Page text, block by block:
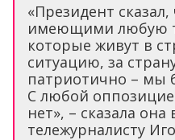
«Президент
имеющими любую
которые живут в
ситуацию, за
патриотично – мы
С любой
нет», – сказала
тележурналисту